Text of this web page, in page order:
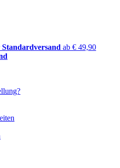
ab € 49,90